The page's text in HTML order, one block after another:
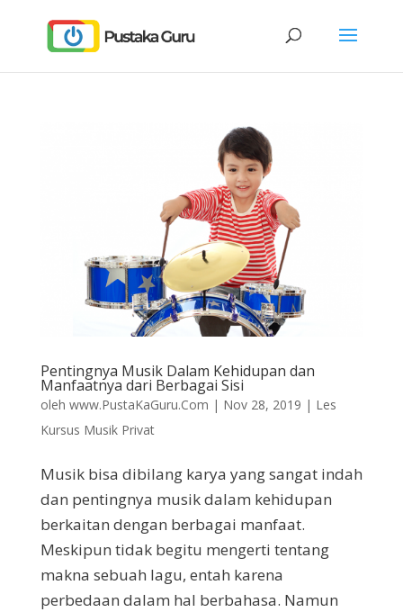
Pentingnya Musik Dalam Kehidupan dan
Manfaatnya dari Berbagai Sisi
oleh www.PustaKaGuru.Com | Nov 28, 2019 | Les
Kursus Musik Privat
Musik bisa dibilang karya yang sangat indah
dan pentingnya musik dalam kehidupan
berkaitan dengan berbagai manfaat.
Meskipun tidak begitu mengerti tentang
makna sebuah lagu, entah karena
perbedaan dalam hal berbahasa. Namun